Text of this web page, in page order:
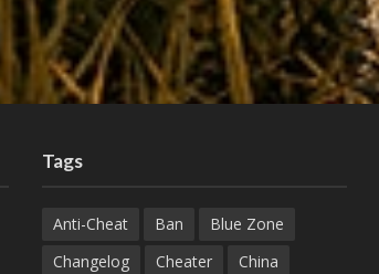
Tags
Anti-Cheat Ban
Blue Zone
Changelog
Cheater
China